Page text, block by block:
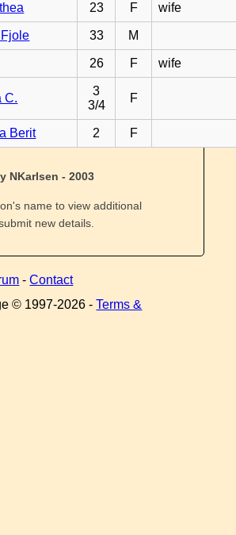
23 F wife
Fjole 33 M
26 F wife
C.
3
3/4
F
Berit 2 F
NKarlsen - 2003
name to view additional
new details.
-Contact
© 1997-2026 -Terms &